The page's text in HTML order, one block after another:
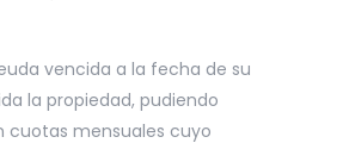
vencida a la fecha de su
la propiedad, pudiendo
cuotas mensuales cuyo